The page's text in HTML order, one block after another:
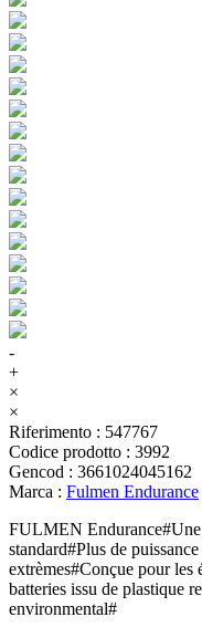
-
+
×
×
Riferimento : 547767
Codice prodotto : 3992
Gencod : 3661024045162
Marca : Fulmen Endurance
FULMEN
standard#Plus de
extrèmes#Conçue pour les
batteries issu de plastique
environmental#